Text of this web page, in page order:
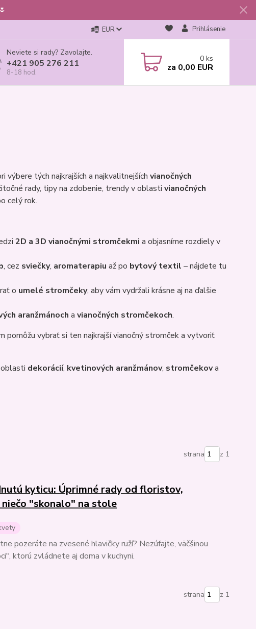
EUR Prihlásenie
Neviete si rady? Zavolajte.
+421 905 276 211
8-18 hod.
0 ks
za 0,00 EUR
tých najkrajších a najkvalitnejších vianočných
rady, tipy na zdobenie, trendy v oblasti vianočných
celý rok.
2D a 3D vianočnými stromčekmi a objasníme rozdiely v
, cez sviečky, aromaterapiu až po bytový textil – nájdete tu
o umelé stromčeky, aby vám vydržali krásne aj na ďalšie
aranžmánoch a vianočných stromčekoch.
pomôžu vybrať si ten najkrajší vianočný stromček a vytvoriť
dekorácií, kvetinových aranžmánov, stromčekova
strana z 1
kyticu: Úprimné rady od floristov,
"skonalo" na stole
pozeráte na zvesené hlavičky ruží? Nezúfajte, väčšinou
ktorú zvládnete aj doma v kuchyni.
strana z 1